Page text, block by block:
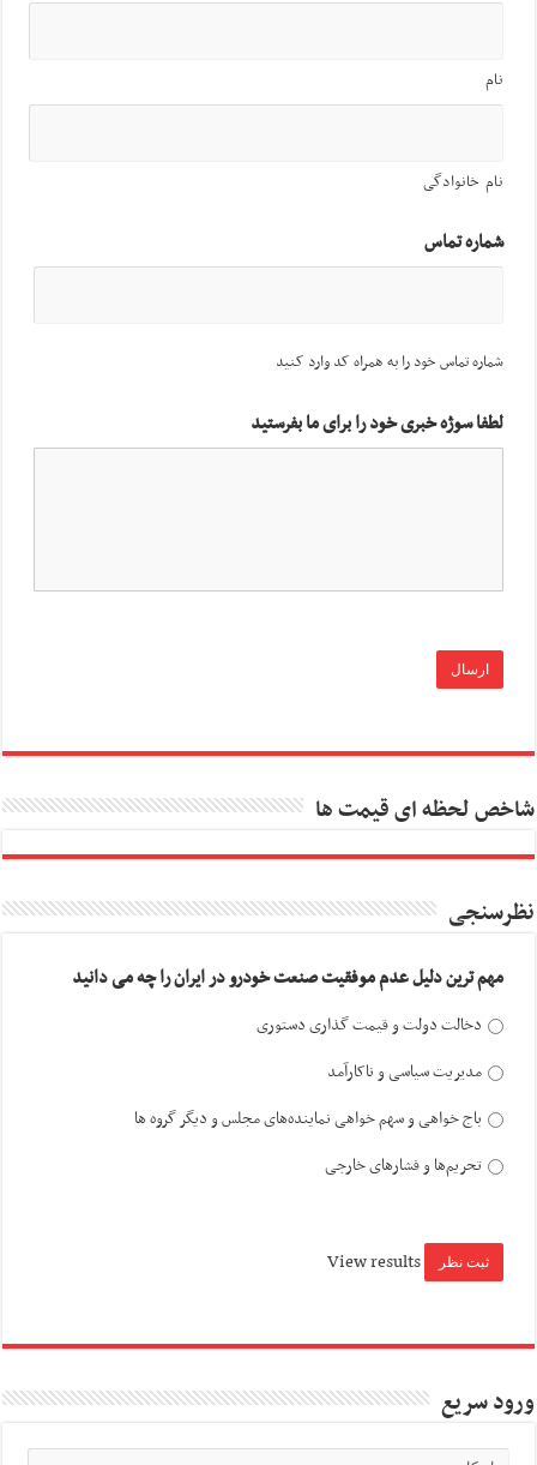
نام
نام خانوادگی
شماره تماس
شماره تماس خود را به همراه کد وارد کنید
لطفا سوژه خبری خود را برای ما بفرستید
شاخص لحظه ای قیمت ها
نظرسنجی
مهم ترین دلیل عدم موفقیت صنعت خودرو در ایران را چه می دانید
دخالت دولت و قیمت گذاری دستوری
مدیریت سیاسی و ناکارآمد
باج خواهی و سهم خواهی نماینده‌های مجلس و دیگر گروه ها
تحریم‌ها و فشارهای خارجی
View results
ورود سریع